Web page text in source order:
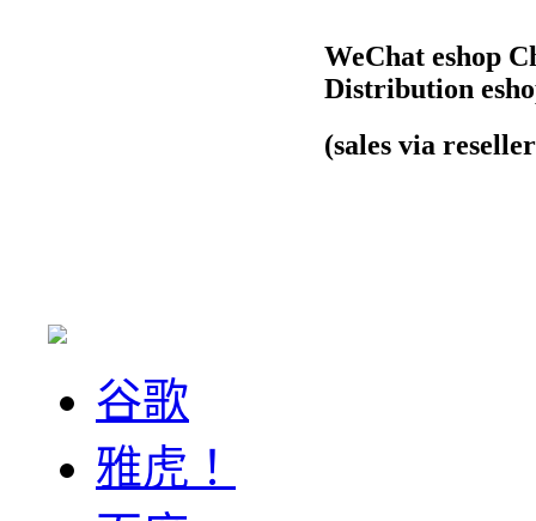
WeChat eshop
Distribution
(sales via
谷歌
雅虎！